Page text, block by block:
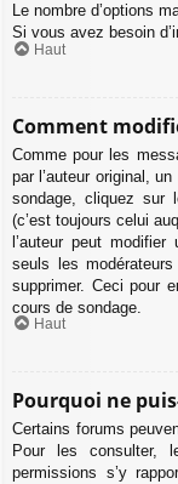
Le nombre d’options
Si vous avez besoin
Haut
Comment
Comme pour les
par l’auteur original,
sondage, cliquez sur
(c’est toujours celui
l’auteur peut
seuls les
supprimer. Ceci pour
cours de sondage.
Haut
Pourquoi ne
Certains forums
Pour les consulter,
permissions s’y